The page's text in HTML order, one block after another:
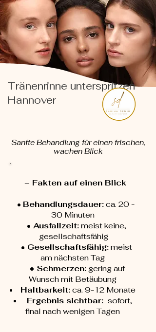
Tränenrinne unterspritzen
Hannover
Sanfte Behandlung für einen frischen,
wachen Blick
– Fakten auf einen Blick
• Behandlungsdauer:ca. 20 -
30 Minuten
• Ausfallzeit:meist keine,
gesellschaftsfähig
• Gesellschaftsfähig:meist
am nächsten Tag
• Schmerzen: gering auf
Wunsch mit Betäubung
Haltbarkeit:ca. 9-12 Monate
Ergebnis sichtbar: sofort,
final nach wenigen Tagen